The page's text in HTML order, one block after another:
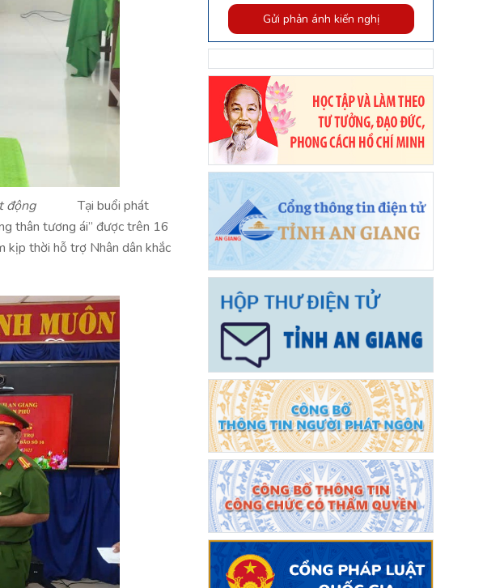
phát động
Tại buổi phát
thân tương ái” được trên 16
kịp thời hỗ trợ Nhân dân khắc
Gửi phản ánh kiến nghị